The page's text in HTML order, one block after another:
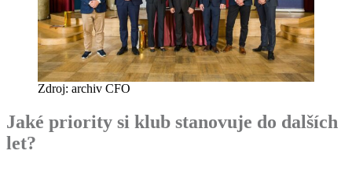
Zdroj: archiv CFO
Jaké priority si klub stanovuje do dalších
let?